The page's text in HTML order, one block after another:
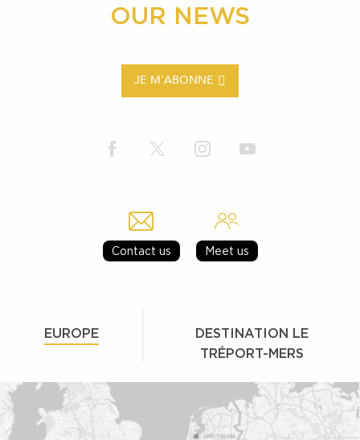
OUR NEWS
JE M'ABONNE
Contact us Meet us
EUROPE
DESTINATION LE
TRÉPORT-MERS